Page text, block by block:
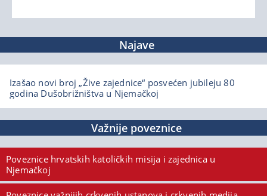
Najave
Izašao novi broj „Žive zajednice“ posvećen jubileju 80
godina Dušobrižništva u Njemačkoj
Važnije poveznice
Poveznice hrvatskih katoličkih misija i zajednica u
Njemačkoj